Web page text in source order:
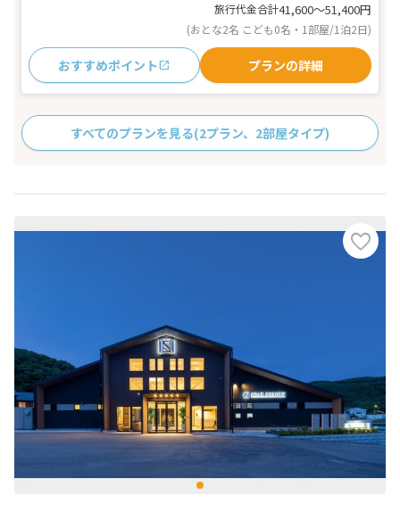
旅行代金合計41,600〜51,400円
(おとな2名 こども0名・1部屋/1泊2日)
おすすめポイント プランの詳細
すべてのプランを見る(2プラン、2部屋タイプ)